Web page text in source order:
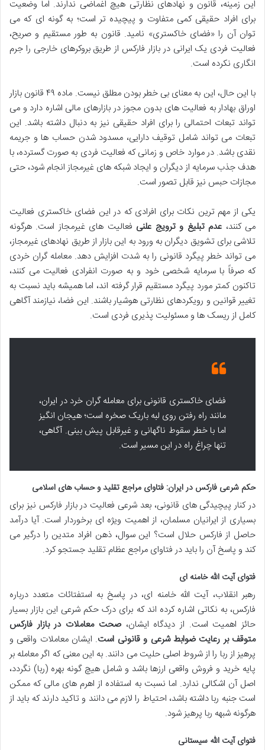
این زمینه، قانون و نهادهای نظارتی هیچ اغماضی ندارند. اما وضعیت
برای افراد حقیقی کمی متفاوت و پیچیده تر است؛ به گونه ای که می
توان آن را «فضای خاکستری» نامید. قانون به طور مستقیم و صریح،
فعالیت فردی یک ایرانی در بازار فارکس از طریق بروکرهای خارجی را جرم
انگاری نکرده است.
با این حال، این به معنای بی خطر بودن مطلق نیست. ماده ۴۹ قانون بازار
اوراق بهادار به فعالیت های بدون مجوز در بازارهای مالی اشاره دارد و می
تواند تبعات احتمالی را برای افراد حقیقی نیز به دنبال داشته باشد. این
تبعات می تواند شامل توقیف دارایی، مسدود شدن حساب ها و جریمه
نقدی باشد. در موارد خاص و زمانی که فعالیت فردی به صورت گسترده، با
هدف جذب سرمایه از دیگران و ایجاد شبکه های غیرمجاز انجام شود، حتی
مجازات حبس نیز قابل تصور است.
یکی از مهم ترین نکات برای افرادی که در این فضای خاکستری فعالیت
می کنند، عدم تبلیغ و ترویج علنی فعالیت های غیرمجاز است. هرگونه
تلاشی برای تشویق دیگران به ورود به این بازار از طریق نهادهای غیرمجاز،
می تواند خطر پیگرد قانونی را به شدت افزایش دهد. معامله گران خردی
که صرفاً با سرمایه شخصی خود و به صورت انفرادی فعالیت می کنند،
تاکنون کمتر مورد پیگرد مستقیم قرار گرفته اند، اما همیشه باید نسبت به
تغییر قوانین و رویکردهای نظارتی هوشیار باشند. این فضا، نیازمند آگاهی
کامل از ریسک ها و مسئولیت پذیری فردی است.
فضای خاکستری قانونی برای معامله گران خرد در ایران،
مانند راه رفتن روی لبه باریک صخره است؛ هیجان انگیز
اما با خطر سقوط ناگهانی و غیرقابل پیش بینی. آگاهی،
تنها چراغ راه در این مسیر است.
حکم شرعی فارکس در ایران: فتاوای مراجع تقلید و حساب های اسلامی
در کنار پیچیدگی های قانونی، بعد شرعی فعالیت در بازار فارکس نیز برای
بسیاری از ایرانیان مسلمان، از اهمیت ویژه ای برخوردار است. آیا درآمد
حاصل از فارکس حلال است؟ این سوال، ذهن افراد متدین را درگیر می
کند و پاسخ آن را باید در فتاوای مراجع عظام تقلید جستجو کرد.
فتوای آیت الله خامنه ای
رهبر انقلاب، آیت الله خامنه ای، در پاسخ به استفتائات متعدد درباره
فارکس، به نکاتی اشاره کرده اند که برای درک حکم شرعی این بازار بسیار
حائز اهمیت است. از دیدگاه ایشان،صحت معاملات در بازار فارکس
متوقف بر رعایت ضوابط شرعی و قانونی است. ایشان معاملات واقعی و
پرهیز از ربا را از شروط اصلی حلیت می دانند. به این معنی که اگر معامله بر
پایه خرید و فروش واقعی ارزها باشد و شامل هیچ گونه بهره (ربا) نگردد،
اصل آن اشکالی ندارد. اما نسبت به استفاده از اهرم های مالی که ممکن
است جنبه ربا داشته باشد، احتیاط را لازم می دانند و تاکید دارند که باید از
هرگونه شبهه ربا پرهیز شود.
فتوای آیت الله سیستانی